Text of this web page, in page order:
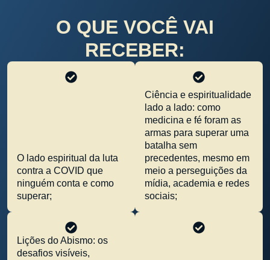
O QUE VOCÊ VAI
RECEBER:
O lado espiritual da luta
contra a COVID que
ninguém conta e como
superar;
Ciência e espiritualidade
lado a lado: como
medicina e fé foram as
armas para superar uma
batalha sem
precedentes, mesmo em
meio a perseguições da
mídia, academia e redes
sociais;
Lições do Abismo: os
desafios visíveis,